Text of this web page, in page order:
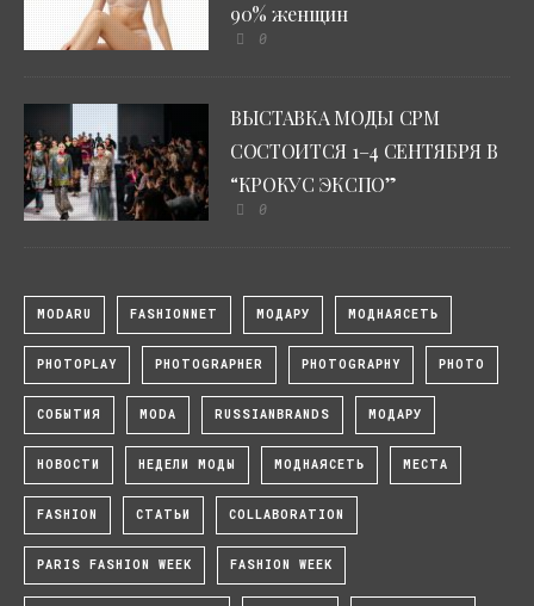
90% женщин
0
ВЫСТАВКА МОДЫ CPM
СОСТОИТСЯ 1–4 СЕНТЯБРЯ В
“КРОКУС ЭКСПО”
0
MODARU FASHIONNET МОДАРУ МОДНАЯСЕТЬ
PHOTOPLAY PHOTOGRAPHER PHOTOGRAPHY PHOTO
СОБЫТИЯ MODA RUSSIANBRANDS МОДАРУ
НОВОСТИ НЕДЕЛИ МОДЫ МОДНАЯСЕТЬ МЕСТА
FASHION СТАТЬИ COLLABORATION
PARIS FASHION WEEK FASHION WEEK